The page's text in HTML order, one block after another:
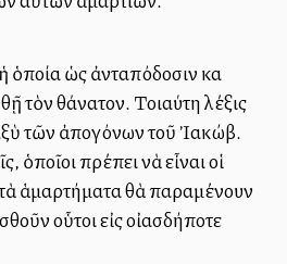
ὡς ἀνταπόδοσιν καὶ
τὸν θάνατον. Τοιαύτη λέξις
τῶν ἀπογόνων τοῦ Ἰακώβ.
ὁποῖοι πρέπει νὰ εἶναι οἱ
ἁμαρτήματα θὰ παραμένουν
οὗτοι εἰς οἰασδήποτε